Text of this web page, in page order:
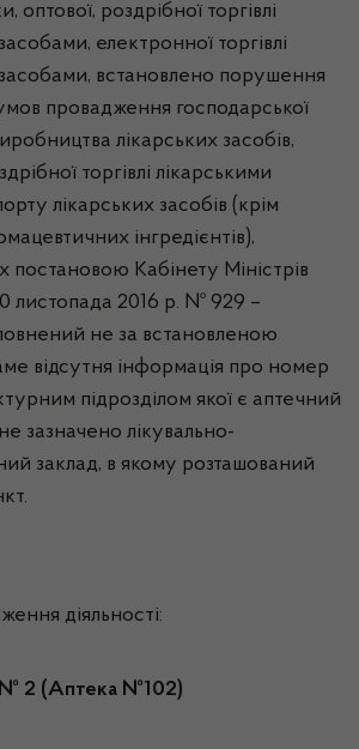
оптової, роздрібної торгівлі
електронної торгівлі
встановлено порушення
провадження господарської
лікарських засобів,
торгівлі лікарськими
лікарських засобів (крім
інгредієнтів),
постановою Кабінету Міністрів
листопада 2016 р. № 929 –
не за встановленою
відсутня інформація про номер
підрозділом якої є аптечний
зазначено лікувально-
заклад, в якому розташований
діяльності:
2 (Аптека №102)